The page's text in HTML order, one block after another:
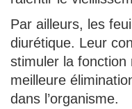
Par ailleurs, les
diurétique. Leur
stimuler la
meilleure
dans l’organisme.